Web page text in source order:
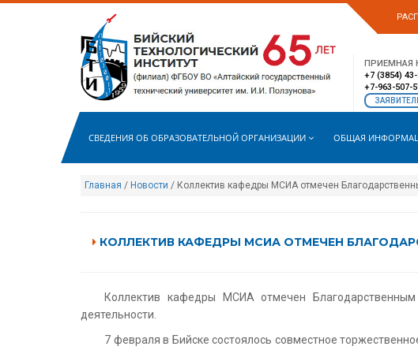
ПРИЕМНАЯ
+7 (3854)
+7-963-507-
СВЕДЕНИЯ ОБ ОБРАЗОВАТЕЛЬНОЙ ОРГАНИЗАЦИИ ОБЩАЯ
Главная / Новости / Коллектив кафедры МСИА отмечен
КОЛЛЕКТИВ КАФЕДРЫ МСИА ОТМЕЧЕН
Коллектив кафедры МСИА отмечен
деятельности.
7 февраля в Бийске состоялось совместное